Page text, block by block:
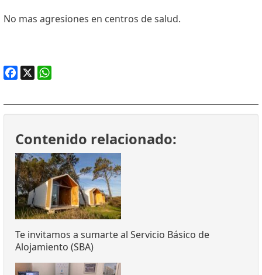
No mas agresiones en centros de salud.
Contenido relacionado:
Te invitamos a sumarte al Servicio Básico de
Alojamiento (SBA)